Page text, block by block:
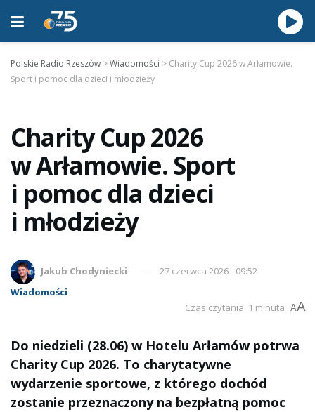
Polskie Radio Rzeszów >Wiadomości > Charity Cup 2026 w Arłamowie.
Sport i pomoc dla dzieci i młodzieży
Charity Cup 2026
w Arłamowie. Sport
i pomoc dla dzieci
i młodzieży
Jakub Chodyniecki
27 czerwca 2026 - 09:52
Wiadomości
Czas czytania: 1 minuta AA
Do niedzieli (28.06) w Hotelu Arłamów potrwa
Charity Cup 2026. To charytatywne
wydarzenie sportowe, z którego dochód
zostanie przeznaczony na bezpłatną pomoc